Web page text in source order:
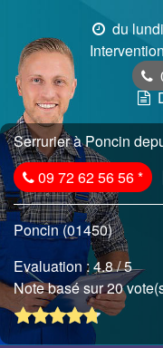
du
Serrurier à Poncin
09 72 62 56 56*
Poncin (01450)
Evaluation :4.8/ 5
Note basé sur 20